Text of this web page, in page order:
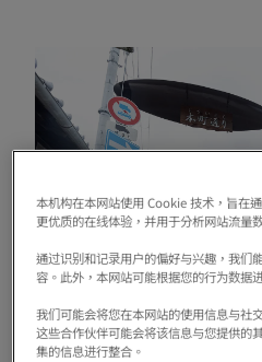
本机构在本网站使用 Cookie 技术，旨在
更优质的在线体验，并用于分析网站流量
通过识别和记录用户的偏好与兴趣，我们
容。此外，本网站可能根据您的行为数据
我们可能会将您在本网站的使用信息与社
这些合作伙伴可能会将该信息与您提供的
集的信息进行整合。